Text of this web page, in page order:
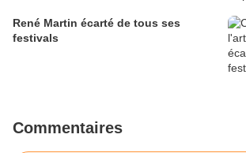
René Martin écarté de tous ses
festivals
Commentaires